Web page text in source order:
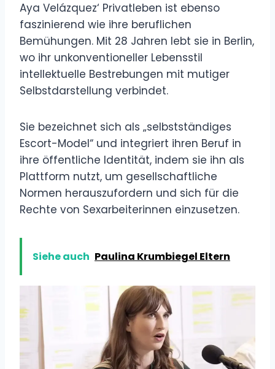
Aya Velázquez‘ Privatleben ist ebenso
faszinierend wie ihre beruflichen
Bemühungen. Mit 28 Jahren lebt sie in Berlin,
wo ihr unkonventioneller Lebensstil
intellektuelle Bestrebungen mit mutiger
Selbstdarstellung verbindet.
Sie bezeichnet sich als „selbstständiges
Escort-Model“ und integriert ihren Beruf in
ihre öffentliche Identität, indem sie ihn als
Plattform nutzt, um gesellschaftliche
Normen herauszufordern und sich für die
Rechte von Sexarbeiterinnen einzusetzen.
Siehe auch Paulina Krumbiegel Eltern